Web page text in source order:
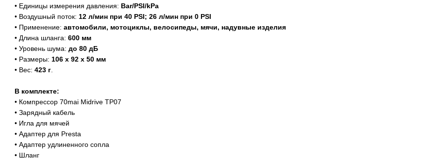
• Единицы измерения давления: Bar/PSI/kPa
• Воздушный поток: 12 л/мин при 40 PSI; 26 л/мин при 0 PSI
• Применение: автомобили, мотоциклы, велосипеды, мячи, надувные изделия
• Длина шланга: 600 мм
• Уровень шума: до 80 дБ
• Размеры: 106 х 92 х 50 мм
• Вес: 423 г
В комплекте:
• Компрессор 70mai Midrive TP07
• Зарядный кабель
• Игла для мячей
• Адаптер для Presta
• Адаптер удлиненного сопла
• Шланг